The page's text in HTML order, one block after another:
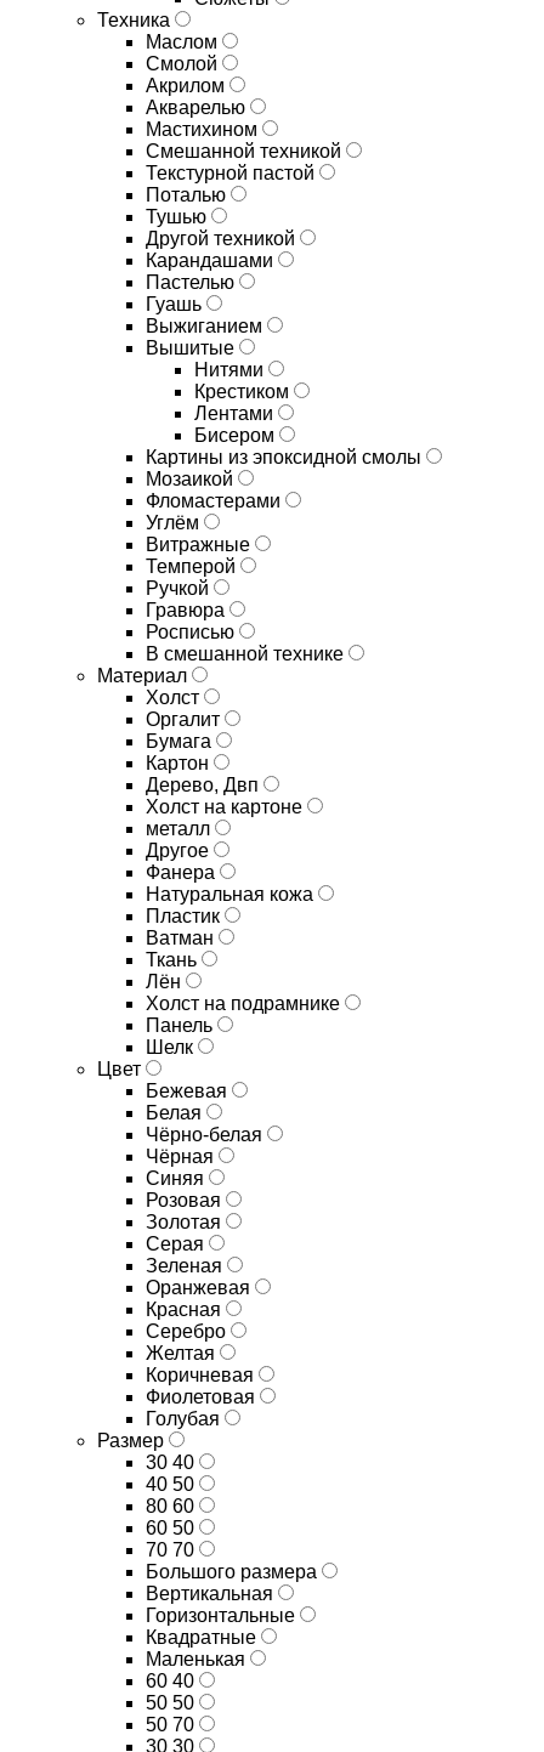
Техника
Маслом
Смолой
Акрилом
Акварелью
Мастихином
Смешанной техникой
Текстурной пастой
Поталью
Тушью
Другой техникой
Карандашами
Пастелью
Гуашь
Выжиганием
Вышитые
Нитями
Крестиком
Лентами
Бисером
Картины из эпоксидной смолы
Мозаикой
Фломастерами
Углём
Витражные
Темперой
Ручкой
Гравюра
Росписью
В смешанной технике
Материал
Холст
Оргалит
Бумага
Картон
Дерево, Двп
Холст на картоне
металл
Другое
Фанера
Натуральная кожа
Пластик
Ватман
Ткань
Лён
Холст на подрамнике
Панель
Шелк
Цвет
Бежевая
Белая
Чёрно-белая
Чёрная
Синяя
Розовая
Золотая
Серая
Зеленая
Оранжевая
Красная
Серебро
Желтая
Коричневая
Фиолетовая
Голубая
Размер
30 40
40 50
80 60
60 50
70 70
Большого размера
Вертикальная
Горизонтальные
Квадратные
Маленькая
60 40
50 50
50 70
30 30